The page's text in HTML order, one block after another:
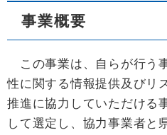
事業概要
この事業は、自らが行う
性に関する情報提供及びリ
推進に協力していただける
して選定し、協力事業者と